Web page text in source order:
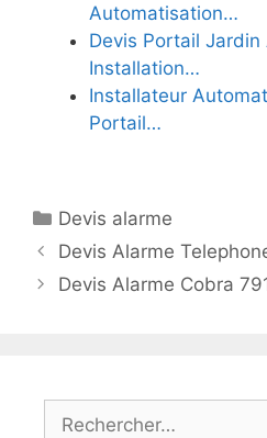
Automatisation…
Devis Portail Jardin
Installation…
Installateur
Portail…
Catégories
Devis alarme
Devis Alarme
Devis Alarme Cobra
Rechercher :